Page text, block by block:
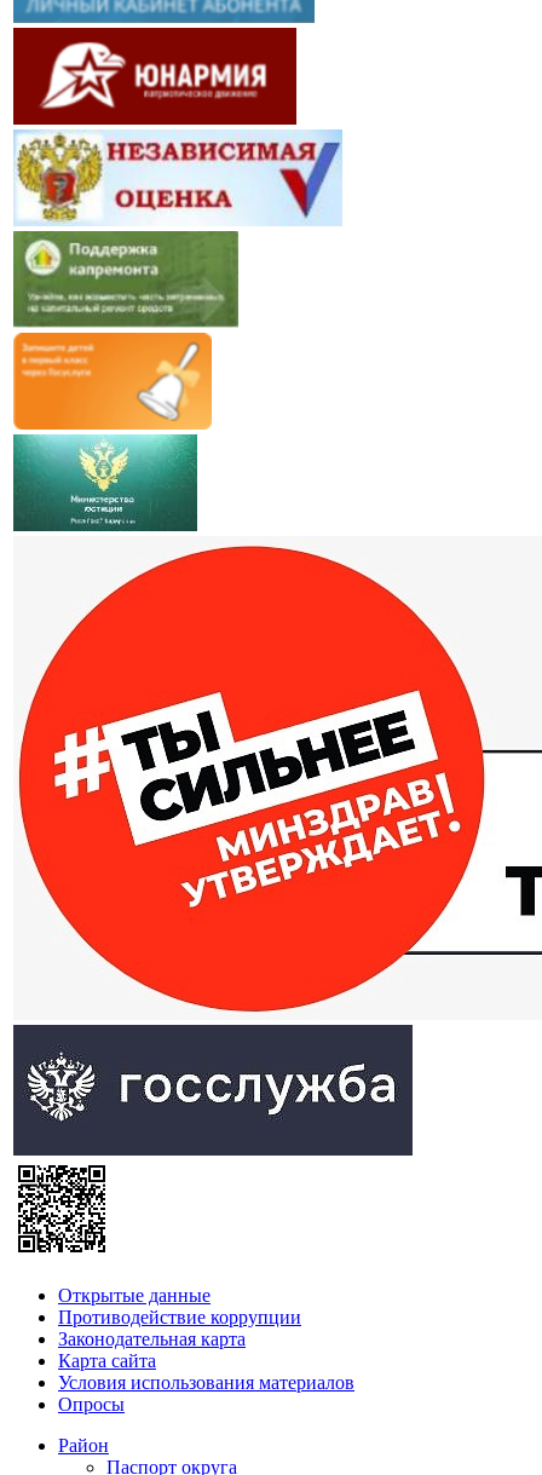
Открытые данные
Противодействие коррупции
Законодательная карта
Карта сайта
Условия использования материалов
Опросы
Район
Паспорт округа